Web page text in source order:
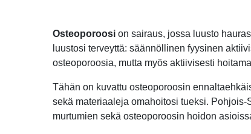
Osteoporoosi on sairaus, jossa luusto
luustosi terveyttä: säännöllinen fyysinen
osteoporoosia, mutta myös aktiivisesti
Tähän on kuvattu osteoporoosin
sekä materiaaleja omahoitosi tueksi.
murtumien sekä osteoporoosin hoidon